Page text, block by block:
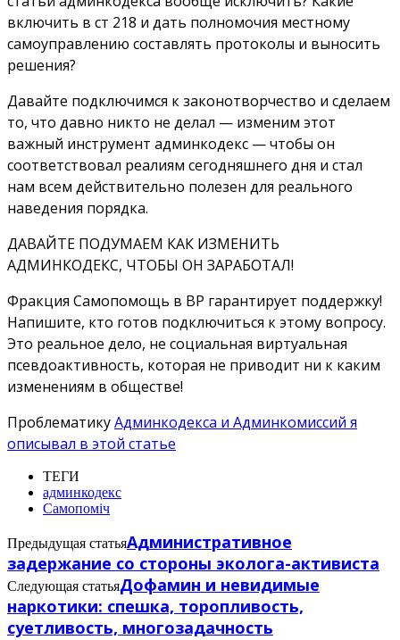
включить в ст 218 и дать полномочия местному
самоуправлению составлять протоколы и выносить
решения?
Давайте подключимся к законотворчество и сделаем
то, что давно никто не делал — изменим этот
важный инструмент админкодекс — чтобы он
соответствовал реалиям сегодняшнего дня и стал
нам всем действительно полезен для реального
наведения порядка.
ДАВАЙТЕ ПОДУМАЕМ КАК ИЗМЕНИТЬ
АДМИНКОДЕКС, ЧТОБЫ ОН ЗАРАБОТАЛ!
Фракция Самопомощь в ВР гарантирует поддержку!
Напишите, кто готов подключиться к этому вопросу.
Это реальное дело, не социальная виртуальная
псевдоактивность, которая не приводит ни к каким
изменениям в обществе!
ПроблематикуАдминкодекса и Админкомиссий я
описывал в этой статье
ТЕГИ
админкодекс
Самопоміч
Предыдущая статьяАдминистративное
задержание со стороны эколога-активиста
Следующая статьяДофамин и невидимые
наркотики: спешка, торопливость,
суетливость, многозадачность